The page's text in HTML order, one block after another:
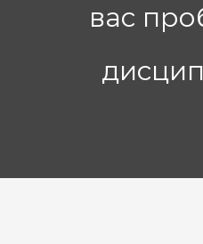
вас